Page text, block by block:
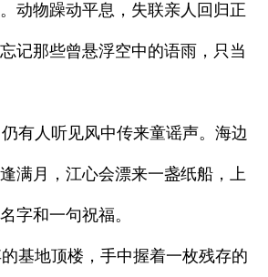
动物躁动平息，失联亲人回归正
记那些曾悬浮空中的语雨，只当
有人听见风中传来童谣声。海边
满月，江心会漂来一盏纸船，上
字和一句祝福。
基地顶楼，手中握着一枚残存的